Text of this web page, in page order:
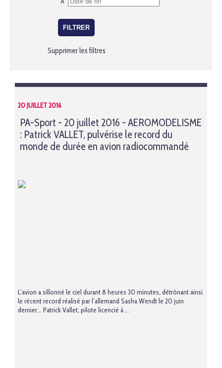
Supprimer les filtres
20 JUILLET 2016
PA-Sport - 20 juillet 2016 - AEROMODELISME
: Patrick VALLET, pulvérise le record du
monde de durée en avion radiocommandé
L’avion a sillonné le ciel durant 8 heures 30 minutes, détrônant ainsi
le récent record réalisé par l’allemand Sasha Wendt le 20 juin
dernier… Patrick Vallet, pilote licencié à ...